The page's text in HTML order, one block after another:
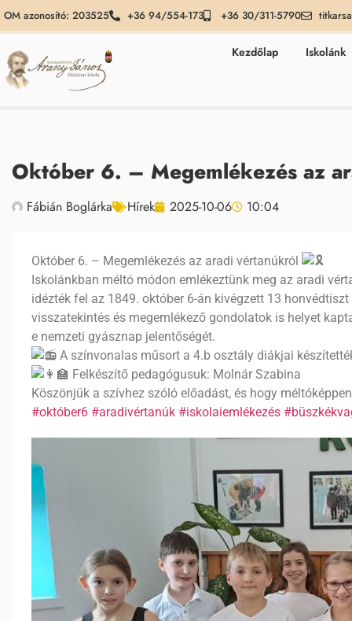
OM azonosító: 203525 +36 94/554-173 +36 30/311-5790
Kezdőlap Iskolánk
Október 6. – Megemlékezés az
Fábián Boglárka Hírek 2025-10-06 10:04
Október 6. – Megemlékezés az aradi vértanúkról
Iskolánkban méltó módon emlékeztünk meg az aradi
idézték fel az 1849. október 6-án kivégzett 13
visszatekintés és megemlékező gondolatok is helyet
e nemzeti gyásznap jelentőségét.
A színvonalas műsort a 4.b osztály diákjai
Felkészítő pedagógusuk: Molnár Szabina
Köszönjük a szívhez szóló előadást, és hogy
#október6 #aradivértanúk #iskolaiemlékezés